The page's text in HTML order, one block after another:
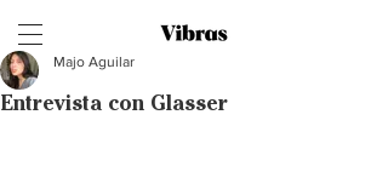
Entrevista con Glasser
Majo Aguilar